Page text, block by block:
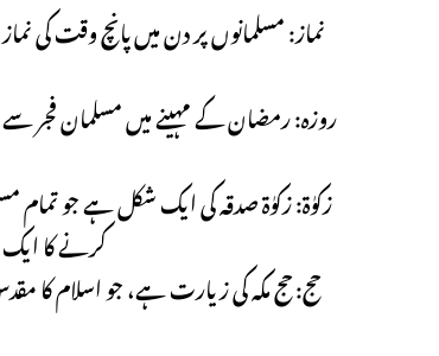
نماز: مسلمانوں پر دن میں پانچ وقت
روزہ: رمضان کے مہینے میں مسلمان فجر
زکوٰۃ: زکوٰۃ صدقہ کی ایک شکل ہے جو تمام
کرنے کا ایک
حج: حج مکہ کی زیارت ہے، جو اسلام کا